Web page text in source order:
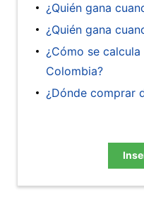
¿Quién gana
¿Quién gana
¿Cómo se
Colombia?
¿Dónde comprar